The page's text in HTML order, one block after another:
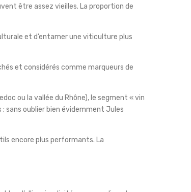
être assez vieilles. La proportion de
et d’entamer une viticulture plus
et considérés comme marqueurs de
ou la vallée du Rhône), le segment « vin
sans oublier bien évidemment Jules
encore plus performants. La